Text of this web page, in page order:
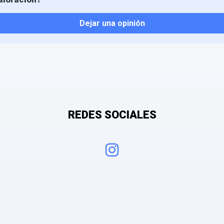
Dejar una opinión
REDES SOCIALES